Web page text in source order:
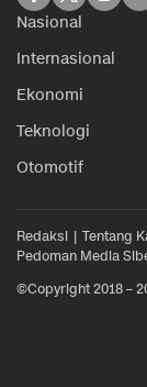
Nasional
Internasional
Ekonomi
Teknologi
Otomotif
Redaksi Tentang
Pedoman Media
©Copyright 2018 –